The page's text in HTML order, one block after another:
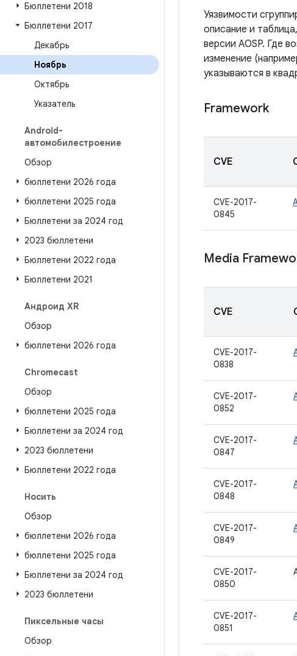
Бюллетени 2018
Бюллетени 2017
Декабрь
Ноябрь
Октябрь
Указатель
Android-
автомобилестроение
Обзор
бюллетени 2026 года
бюллетени 2025 года
Бюллетени за 2024 год
2023 бюллетени
Бюллетени 2022 года
Бюллетени 2021
Андроид XR
Обзор
бюллетени 2026 года
Chromecast
Обзор
бюллетени 2025 года
Бюллетени за 2024 год
2023 бюллетени
Бюллетени 2022 года
Носить
Обзор
бюллетени 2026 года
бюллетени 2025 года
Бюллетени за 2024 год
2023 бюллетени
Пиксельные часы
Обзор
Уязвимости
описание и
версии AOSP. Где
изменение
указываются в
Framework
CVE
CVE-2017-
0845
Media
CVE
CVE-2017-
0838
CVE-2017-
0852
CVE-2017-
0847
CVE-2017-
0848
CVE-2017-
0849
CVE-2017-
0850
CVE-2017-
0851